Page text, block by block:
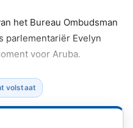
het Bureau Ombudsman
parlementariër Evelyn
voor Aruba.
volstaat